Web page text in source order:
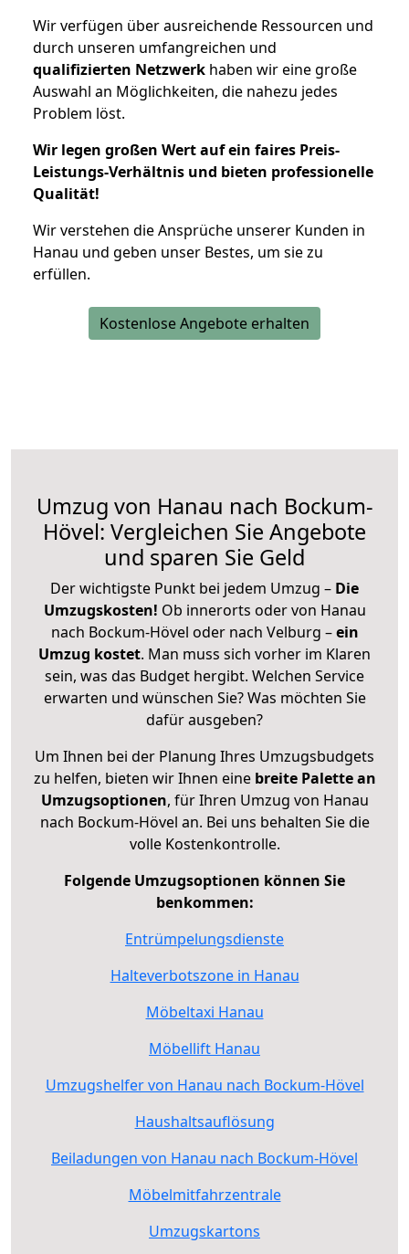
Wir verfügen über ausreichende Ressourcen und
durch unseren umfangreichen und
qualifizierten Netzwerk haben wir eine große
Auswahl an Möglichkeiten, die nahezu jedes
Problem löst.
Wir legen großen Wert auf ein faires Preis-
Leistungs-Verhältnis und bieten professionelle
Qualität!
Wir verstehen die Ansprüche unserer Kunden in
Hanau und geben unser Bestes, um sie zu
erfüllen.
Kostenlose Angebote erhalten
Umzug von Hanau nach Bockum-
Hövel: Vergleichen Sie Angebote
und sparen Sie Geld
Der wichtigste Punkt bei jedem Umzug – Die
Umzugskosten! Ob innerorts oder von Hanau
nach Bockum-Hövel oder nach Velburg –ein
Umzug kostet. Man muss sich vorher im Klaren
sein, was das Budget hergibt. Welchen Service
erwarten und wünschen Sie? Was möchten Sie
dafür ausgeben?
Um Ihnen bei der Planung Ihres Umzugsbudgets
zu helfen, bieten wir Ihnen eine breite Palette an
Umzugsoptionen, für Ihren Umzug von Hanau
nach Bockum-Hövel an. Bei uns behalten Sie die
volle Kostenkontrolle.
Folgende Umzugsoptionen können Sie
benkommen:
Entrümpelungsdienste
Halteverbotszone in Hanau
Möbeltaxi Hanau
Möbellift Hanau
Umzugshelfer von Hanau nach Bockum-Hövel
Haushaltsauflösung
Beiladungen von Hanau nach Bockum-Hövel
Möbelmitfahrzentrale
Umzugskartons